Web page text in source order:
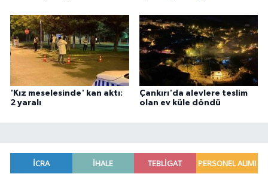
'Kız meselesinde' kan aktı:
2 yaralı
Çankırı'da alevlere teslim
olan ev küle döndü